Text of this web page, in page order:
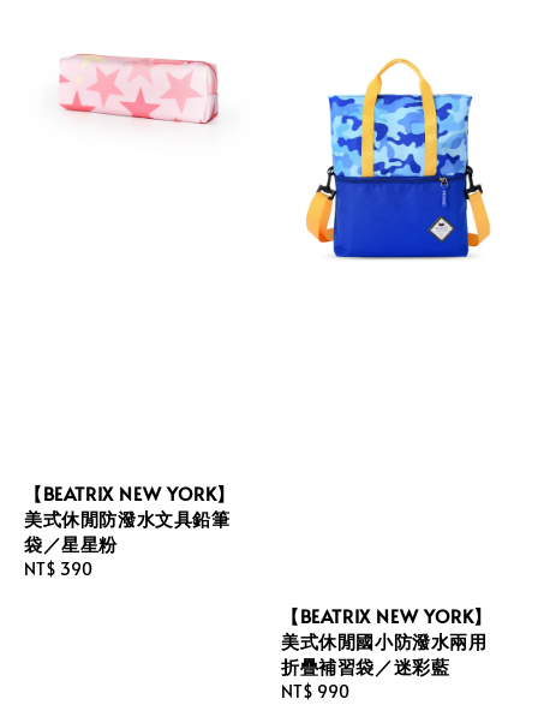
【BEATRIX NEW YORK】
美式休閒防潑水文具鉛筆
袋／星星粉
Regular
NT$ 390
【BEATRIX NEW YORK】
美式休閒國小防潑水兩用
折疊補習袋／迷彩藍
Regular
NT$ 990